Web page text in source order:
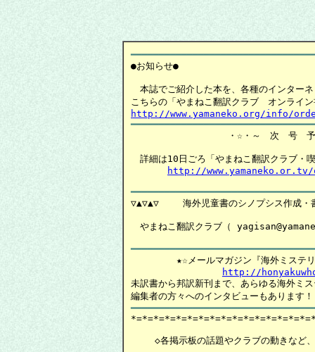
●お知らせ●
本誌でご紹介した本を、各種のインター
http://www.yamaneko.org/info/
・☆・～　次　号　予　告
詳細は10日ごろ「やまねこ翻訳クラブ・
http://
▽▲▽▲▽　　 海外児童書のシノプシス作成
やまねこ翻訳クラブ（
★☆メールマガジン『海外ミステリ通
http://
未訳書から邦訳新刊まで、あらゆる海外ミ
◇各掲示板の話題やクラブの動きなど、